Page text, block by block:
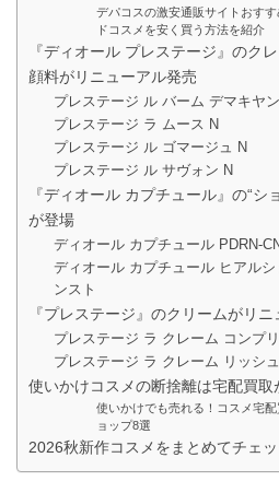
デパコスの激安通販サイトおす
ドコスメを安く買う方法を紹介
『ディオール プレステージ』のク
顔料がリニューアル発売
プレステージ ル バーム デマキヤ
プレステージ ラ ムース N
プレステージ ル ゴマージュ N
プレステージ ル サヴォン N
『ディオール カプチュール』の“シ
が登場
ディオール カプチュール PDRN-
ディオール カプチュール ヒアル
ンスト
『プレステージ』のクリームがリ
プレステージ ラ クレーム コンプ
プレステージ ラ クレーム リッシ
使いかけコスメの断捨離は宅配買取
使いかけでも売れる！コスメ宅
ョップ8選
2026秋新作コスメをまとめてチェッ